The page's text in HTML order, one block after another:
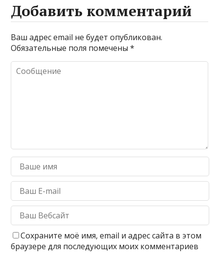
Добавить комментарий
Ваш адрес email не будет опубликован.
Обязательные поля помечены*
Сохраните моё имя, email и адрес сайта в этом
браузере для последующих моих комментариев